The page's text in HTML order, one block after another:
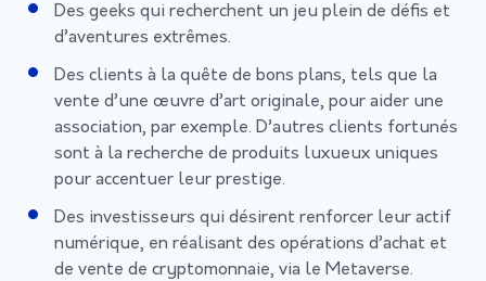
Des geeks qui recherchent un jeu plein de défis et
d’aventures extrêmes.
Des clients à la quête de bons plans, tels que la
vente d’une œuvre d’art originale, pour aider une
association, par exemple. D’autres clients fortunés
sont à la recherche de produits luxueux uniques
pour accentuer leur prestige.
Des investisseurs qui désirent renforcer leur actif
numérique, en réalisant des opérations d’achat et
de vente de cryptomonnaie, via le Metaverse.